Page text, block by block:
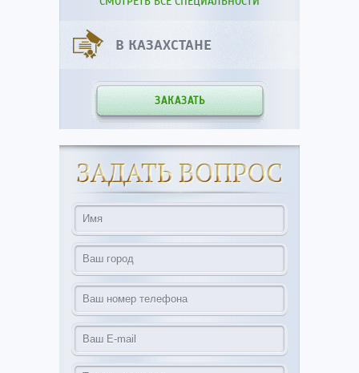
В КАЗАХСТАНЕ
ЗАКАЗАТЬ